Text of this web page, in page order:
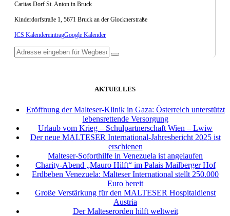
Caritas Dorf St. Anton in Bruck
Kinderdorfstraße 1, 5671 Bruck an der Glocknerstraße
ICS KalendereintragGoogle Kalender
AKTUELLES
Eröffnung der Malteser-Klinik in Gaza: Österreich unterstützt
lebensrettende Versorgung
Urlaub vom Krieg – Schulpartnerschaft Wien – Lwiw
Der neue MALTESER International-Jahresbericht 2025 ist
erschienen
Malteser-Soforthilfe in Venezuela ist angelaufen
Charity-Abend „Mauro Hilft“ im Palais Mailberger Hof
Erdbeben Venezuela: Malteser International stellt 250.000
Euro bereit
Große Verstärkung für den MALTESER Hospitaldienst
Austria
Der Malteserorden hilft weltweit